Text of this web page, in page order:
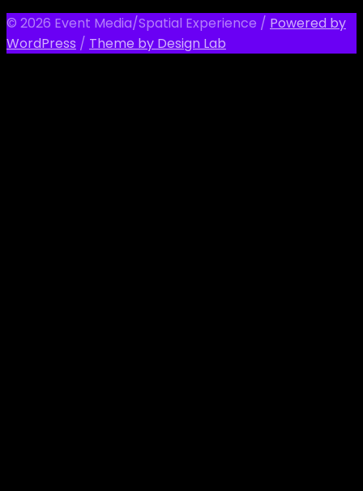
© 2026 Event Media/Spatial Experience / Powered by
WordPress / Theme by Design Lab